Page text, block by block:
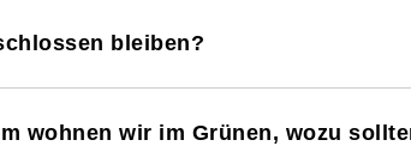
bleiben?
wohnen wir im Grünen, wozu